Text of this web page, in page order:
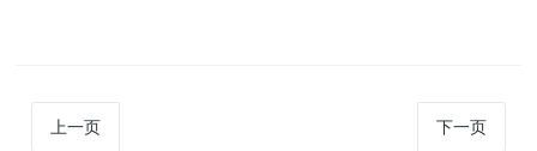
上一页 下一页